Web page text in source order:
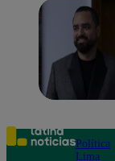
Política
Lima